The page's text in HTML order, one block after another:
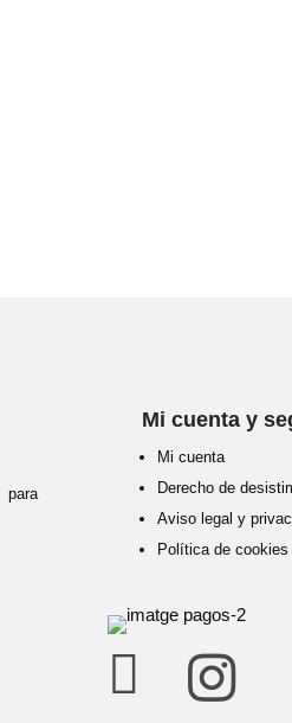
Mi cuenta y
Mi cuenta
Derecho de
Aviso legal y
Política de cookies
 